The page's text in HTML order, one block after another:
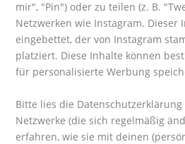
mir", "Pin") oder zu teilen (z. B.
Netzwerken wie Instagram. Dieser
eingebettet, der von Instagram
platziert. Diese Inhalte können
für personalisierte Werbung
Bitte lies die
Netzwerke (die sich regelmäßig
erfahren, wie sie mit deinen